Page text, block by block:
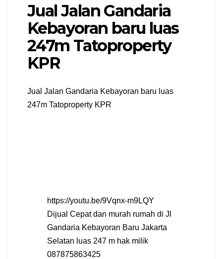
Jual Jalan Gandaria
Kebayoran baru luas
247m Tatoproperty
KPR
Jual Jalan Gandaria Kebayoran baru luas
247m Tatoproperty KPR
https://youtu.be/9Vqnx-m9LQY
Dijual Cepat dan murah rumah di Jl
Gandaria Kebayoran Baru Jakarta
Selatan luas 247 m hak milik
087875863425